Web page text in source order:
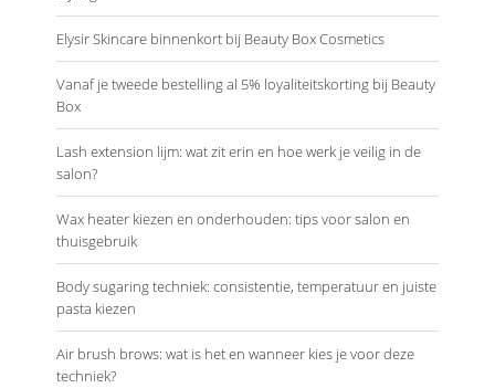
Elysir Skincare binnenkort bij Beauty Box Cosmetics
Vanaf je tweede bestelling al 5% loyaliteitskorting bij Beauty
Box
Lash extension lijm: wat zit erin en hoe werk je veilig in de
salon?
Wax heater kiezen en onderhouden: tips voor salon en
thuisgebruik
Body sugaring techniek: consistentie, temperatuur en juiste
pasta kiezen
Air brush brows: wat is het en wanneer kies je voor deze
techniek?